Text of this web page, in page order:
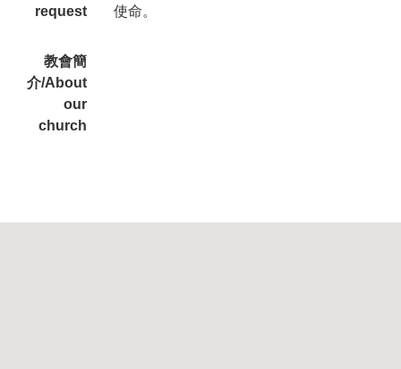
request
使命。
教會簡
介/About
our
church